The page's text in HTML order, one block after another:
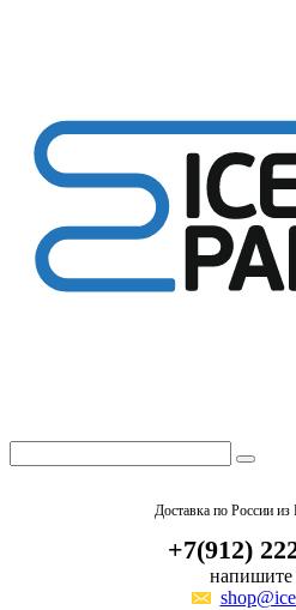
Доставка по России из
+7(912)
напишите